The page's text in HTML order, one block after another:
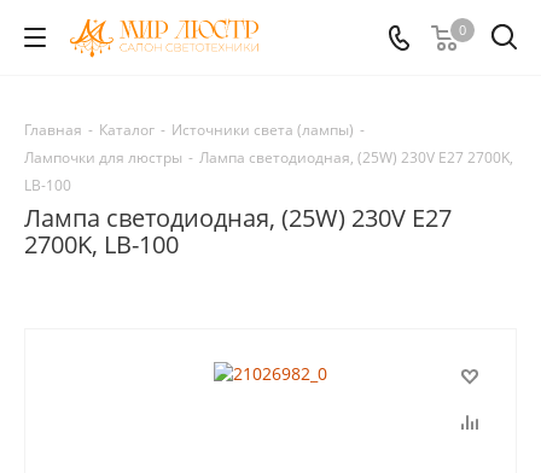
0
Главная - Каталог - Источники света (лампы) -
Лампочки для люстры - Лампа светодиодная, (25W) 230V E27 2700K,
LB-100
Лампа светодиодная, (25W) 230V E27
2700K, LB-100